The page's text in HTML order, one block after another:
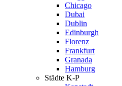
Chicago
Dubai
Dublin
Edinburgh
Florenz
Frankfurt
Granada
Hamburg
Städte K-P